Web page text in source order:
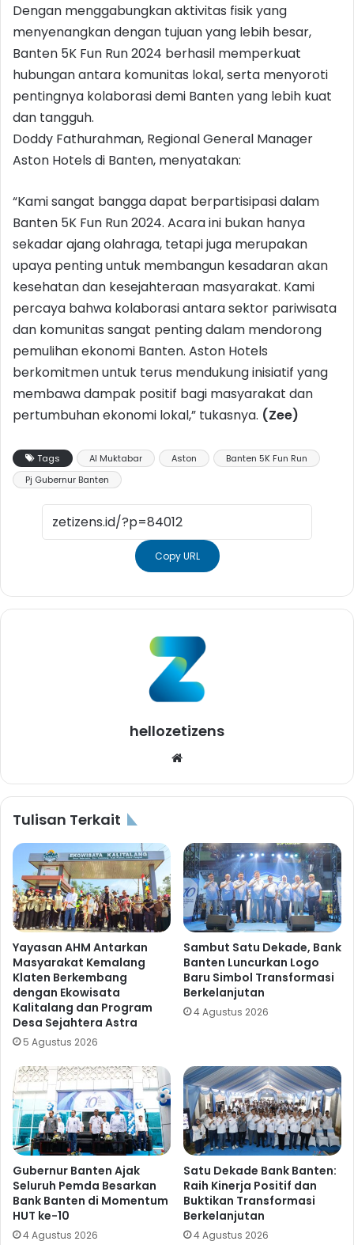
Dengan menggabungkan aktivitas fisik yang
menyenangkan dengan tujuan yang lebih besar,
Banten 5K Fun Run 2024 berhasil memperkuat
hubungan antara komunitas lokal, serta menyoroti
pentingnya kolaborasi demi Banten yang lebih kuat
dan tangguh.
Doddy Fathurahman, Regional General Manager
Aston Hotels di Banten, menyatakan:
“Kami sangat bangga dapat berpartisipasi dalam
Banten 5K Fun Run 2024. Acara ini bukan hanya
sekadar ajang olahraga, tetapi juga merupakan
upaya penting untuk membangun kesadaran akan
kesehatan dan kesejahteraan masyarakat. Kami
percaya bahwa kolaborasi antara sektor pariwisata
dan komunitas sangat penting dalam mendorong
pemulihan ekonomi Banten. Aston Hotels
berkomitmen untuk terus mendukung inisiatif yang
membawa dampak positif bagi masyarakat dan
pertumbuhan ekonomi lokal,” tukasnya. (Zee)
Tags Al Muktabar Aston
Banten 5K Fun Run
Pj Gubernur Banten
Copy URL
hellozetizens
Tulisan Terkait
Yayasan AHM Antarkan
Masyarakat Kemalang
Klaten Berkembang
dengan Ekowisata
Kalitalang dan Program
Desa Sejahtera Astra
5 Agustus 2026
Sambut Satu Dekade, Bank
Banten Luncurkan Logo
Baru Simbol Transformasi
Berkelanjutan
4 Agustus 2026
Gubernur Banten Ajak
Seluruh Pemda Besarkan
Bank Banten di Momentum
HUT ke-10
4 Agustus 2026
Satu Dekade Bank Banten:
Raih Kinerja Positif dan
Buktikan Transformasi
Berkelanjutan
4 Agustus 2026